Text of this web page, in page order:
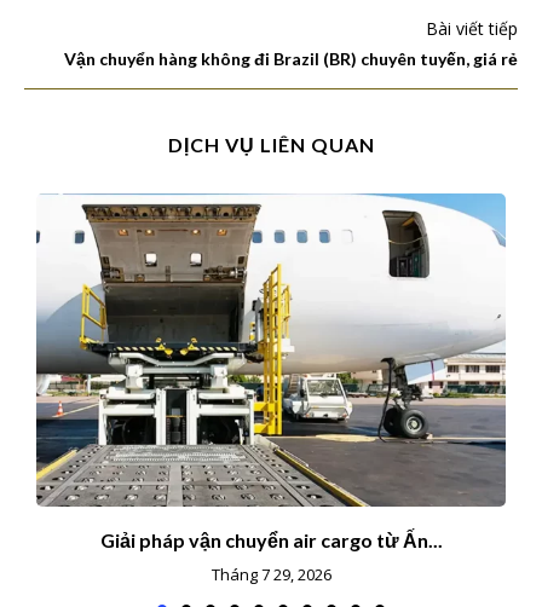
Bài viết tiếp
Vận chuyển hàng không đi Brazil (BR) chuyên tuyến, giá rẻ
DỊCH VỤ LIÊN QUAN
Giải pháp vận chuyển air cargo từ Ấn...
Tháng 7 29, 2026